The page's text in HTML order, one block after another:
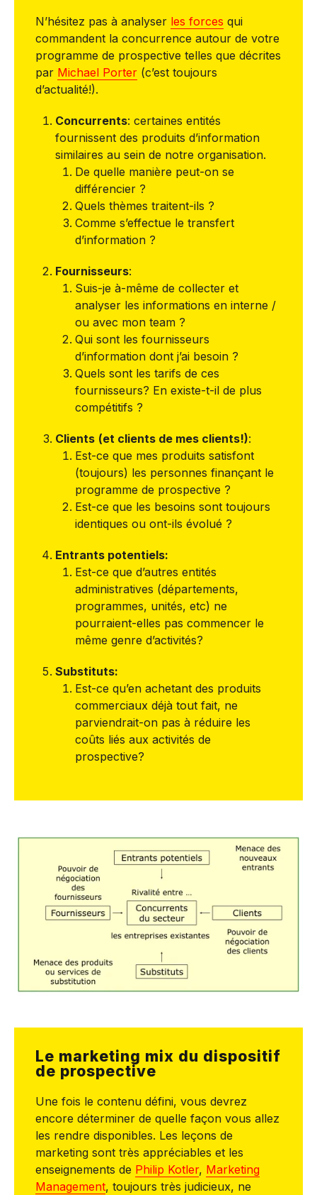
N’hésitez pas à analyser les forces qui
commandent la concurrence autour de votre
programme de prospective telles que décrites
par Michael Porter (c’est toujours
d’actualité!).
Concurrents: certaines entités
fournissent des produits d’information
similaires au sein de notre organisation.
De quelle manière peut-on se
différencier ?
Quels thèmes traitent-ils ?
Comme s’effectue le transfert
d’information ?
Fournisseurs:
Suis-je à-même de collecter et
analyser les informations en interne /
ou avec mon team ?
Qui sont les fournisseurs
d’information dont j’ai besoin ?
Quels sont les tarifs de ces
fournisseurs? En existe-t-il de plus
compétitifs ?
Clients (et clients de mes clients!):
Est-ce que mes produits satisfont
(toujours) les personnes finançant le
programme de prospective ?
Est-ce que les besoins sont toujours
identiques ou ont-ils évolué ?
Entrants potentiels:
Est-ce que d’autres entités
administratives (départements,
programmes, unités, etc) ne
pourraient-elles pas commencer le
même genre d’activités?
Substituts:
Est-ce qu’en achetant des produits
commerciaux déjà tout fait, ne
parviendrait-on pas à réduire les
coûts liés aux activités de
prospective?
Le marketing mix du dispositif
de prospective
Une fois le contenu défini, vous devrez
encore déterminer de quelle façon vous allez
les rendre disponibles. Les leçons de
marketing sont très appréciables et les
enseignements de Philip Kotler, Marketing
Management, toujours très judicieux, ne